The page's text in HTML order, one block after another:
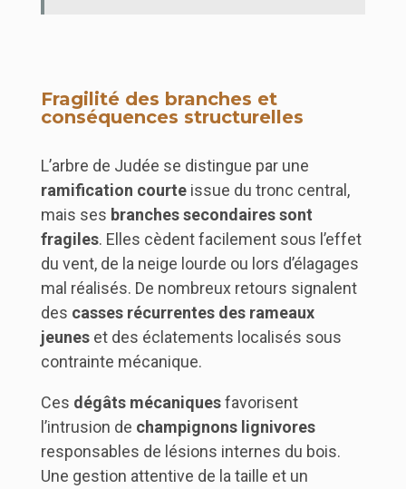
Fragilité des branches et
conséquences structurelles
L’arbre de Judée se distingue par une
ramification courteissue du tronc central,
mais ses branches secondaires sont
fragiles. Elles cèdent facilement sous l’effet
du vent, de la neige lourde ou lors d’élagages
mal réalisés. De nombreux retours signalent
des casses récurrentes des rameaux
jeuneset des éclatements localisés sous
contrainte mécanique.
Ces dégâts mécaniquesfavorisent
l’intrusion de champignons lignivores
responsables de lésions internes du bois.
Une gestion attentive de la taille et un